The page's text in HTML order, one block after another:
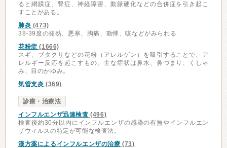
ると網膜症、腎症、神経障害、動脈硬化などの合併症を引き起こ
すことがある。
肺炎 (473)
38-39度の発熱、悪寒、胸痛、動悸、咳などがみられる
花粉症 (1666)
スギ、ブタクサなどの花粉（アレルゲン）を吸引することで、ア
レルギー反応を起こすもの。主な症状は鼻水、鼻づまり、くしゃ
み、目のかゆみ。
気管支炎 (369)
診療・治療法
インフルエンザ迅速検査 (496)
検査後約30分以内にインフルエンザの感染の有無やインフルエン
ザウィルスの特定が可能な検査法。
漢方薬によるインフルエンザの治療 (73)